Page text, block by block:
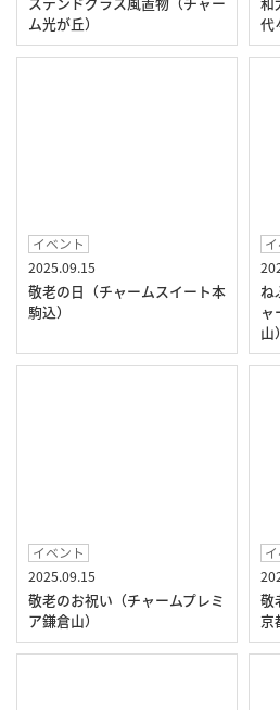
ム光が丘）
代
イベント
2025.09.15
敬老の日（チャームスイート本
駒込）
ね
ャ
山）
イベント
2025.09.15
敬老のお祝い（チャームプレミ
ア鎌倉山）
敬
京